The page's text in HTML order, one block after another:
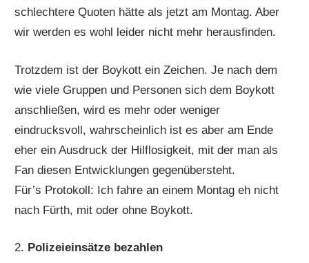
schlechtere Quoten hätte als jetzt am Montag. Aber
wir werden es wohl leider nicht mehr herausfinden.
Trotzdem ist der Boykott ein Zeichen. Je nach dem
wie viele Gruppen und Personen sich dem Boykott
anschließen, wird es mehr oder weniger
eindrucksvoll, wahrscheinlich ist es aber am Ende
eher ein Ausdruck der Hilflosigkeit, mit der man als
Fan diesen Entwicklungen gegenübersteht.
Für’s Protokoll: Ich fahre an einem Montag eh nicht
nach Fürth, mit oder ohne Boykott.
2. Polizeieinsätze bezahlen